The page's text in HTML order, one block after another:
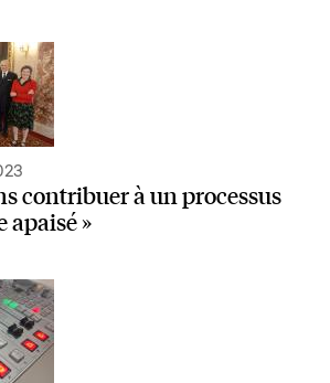
contribuer à un processus
apaisé »